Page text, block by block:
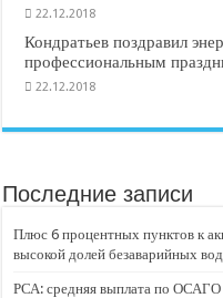
22.12.2018
Кондратьев поздравил
профессиональным
22.12.2018
Последние записи
Плюс 6 процентных пунктов к
высокой долей безаварийных
РСА: средняя выплата по ОСАГО